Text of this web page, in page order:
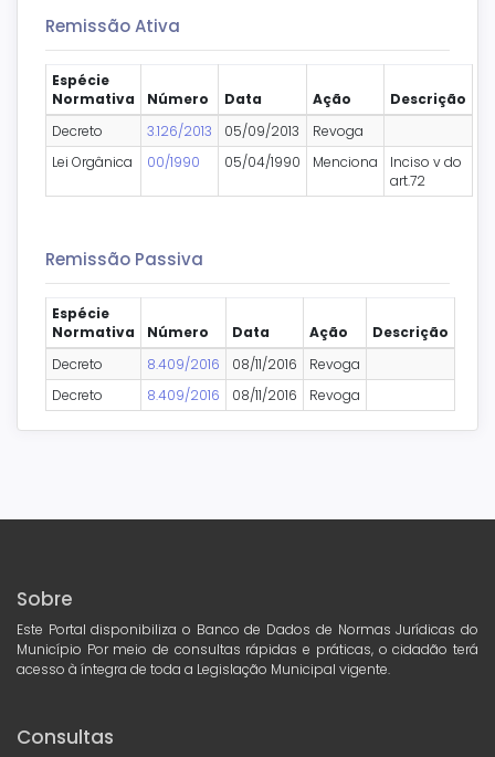
Remissão Ativa
Espécie
Normativa
Número Data Ação
Descrição
Decreto
3.126/2013 05/09/2013
Revoga
Lei Orgânica
00/1990 05/04/1990 Menciona
Inciso v do
art.72
Remissão Passiva
Espécie
Normativa
Número Data Ação
Descrição
Decreto
8.409/2016 08/11/2016
Revoga
Decreto
8.409/2016 08/11/2016 Revoga
Sobre
Este Portal disponibiliza o Banco de Dados de Normas Jurídicas do
Município Por meio de consultas rápidas e práticas, o cidadão terá
acesso à íntegra de toda a Legislação Municipal vigente.
Consultas